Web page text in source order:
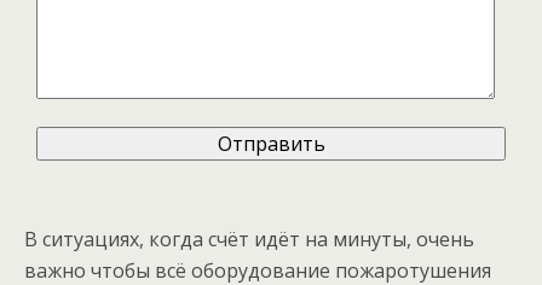
В ситуациях, когда счёт идёт на минуты, очень
важно чтобы всё оборудование пожаротушения